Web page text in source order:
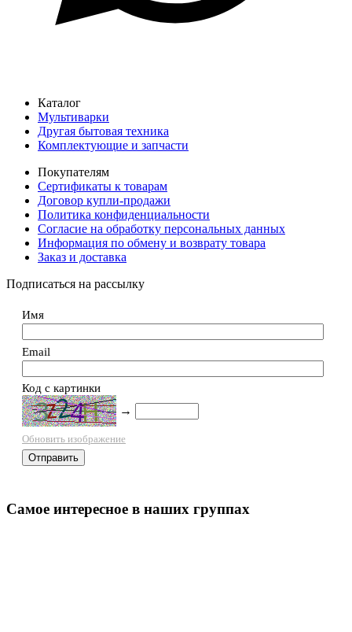
Каталог
Мультиварки
Другая бытовая техника
Комплектующие и запчасти
Покупателям
Сертификаты к товарам
Договор купли-продажи
Политика конфиденциальности
Согласие на обработку персональных данных
Информация по обмену и возврату товара
Заказ и доставка
Подписаться на рассылку
Имя
Email
Код с картинки
→
Обновить изображение
Самое интересное в наших группах